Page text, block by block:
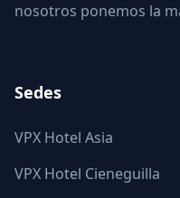
nosotros ponemos la
Sedes
VPX Hotel Asia
VPX Hotel Cieneguilla